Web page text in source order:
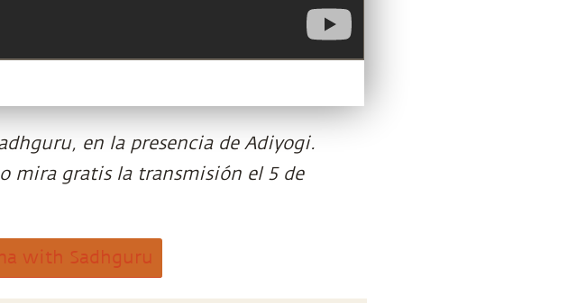
en la presencia de Adiyogi.
mira gratis la transmisión el 5 de
with Sadhguru